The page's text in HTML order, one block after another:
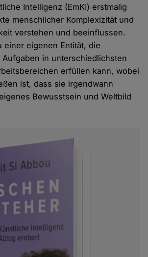
Intelligenz (EmKI) erstmalig
menschlicher Komplexizität und
verstehen und beeinflussen.
einer eigenen Entität, die
in unterschiedlichsten
erfüllen kann, wobei
ist, dass sie irgendwann
Bewusstsein und Weltbild